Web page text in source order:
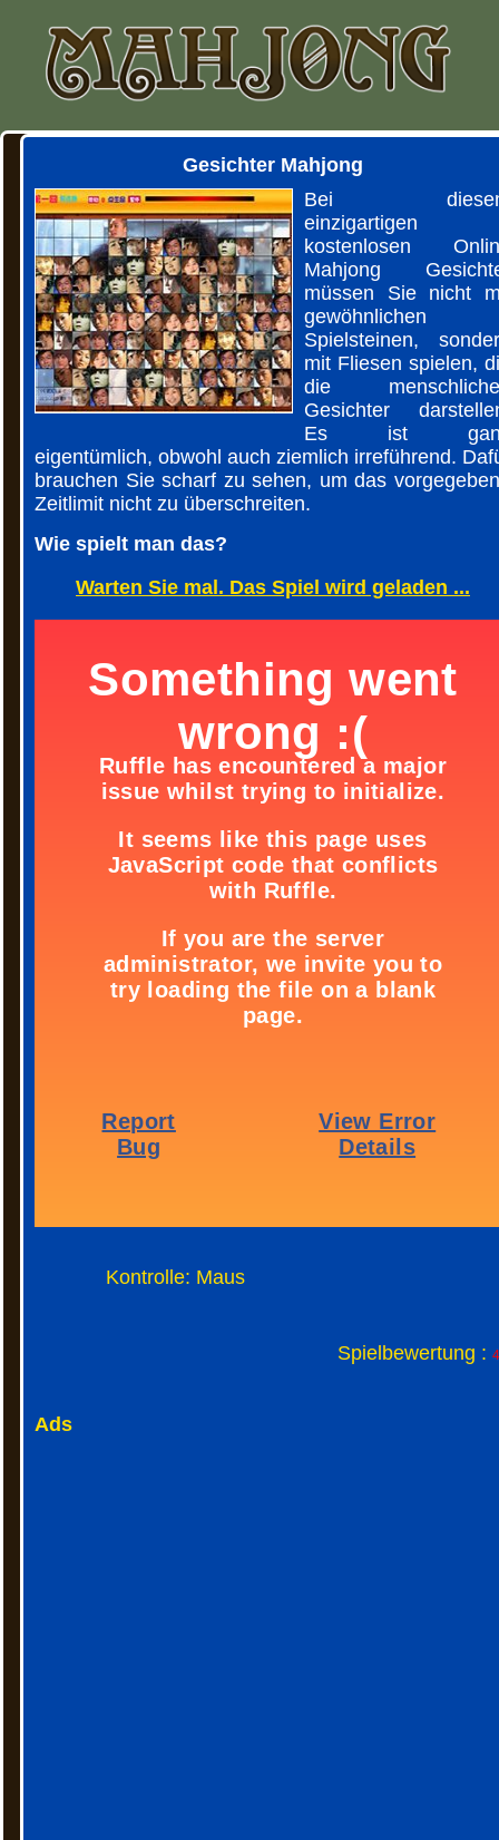
Gesichter Mahjong
Bei
einzigartigen
kostenlosen
Mahjong
müssen Sie nicht
gewöhnlichen
Spielsteinen,
mit Fliesen spielen,
die
Gesichter
Es ist
eigentümlich, obwohl auch ziemlich irreführend.
brauchen Sie scharf zu sehen, um das
Zeitlimit nicht zu überschreiten.
Wie spielt man das?
Warten Sie mal. Das Spiel wird geladen ...
Kontrolle: Maus
Spielbewertung :
Ads